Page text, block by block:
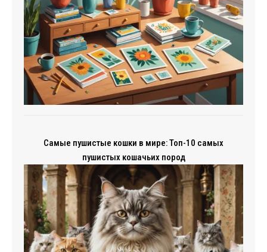
Самые пушистые кошки в мире: Топ-10 самых
пушистых кошачьих пород